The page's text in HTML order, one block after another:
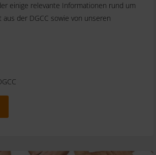
einige relevante Informationen rund um
aus der DGCC sowie von unseren